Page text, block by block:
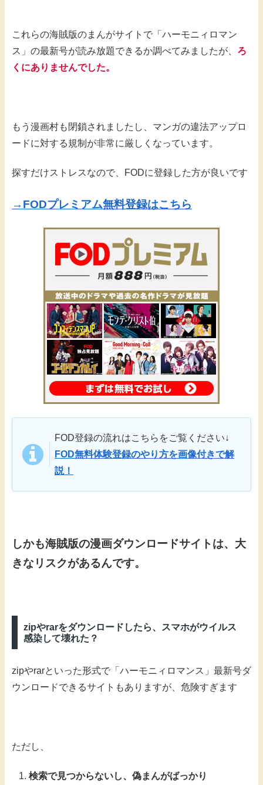
これらの海賊版のまんがサイトで「ハーモニィロマン
ス」の最新号が読み放題できるか調べてみましたが、 ろ
くにありませんでした。
もう漫画村も閉鎖されましたし、マンガの違法アップロ
ードに対する規制が非常に厳しくなっています。
探すだけストレスなので、FODに登録した方が良いです
→FODプレミアム無料登録はこちら
FOD登録の流れはこちらをご覧ください↓
FOD無料体験登録のやり方を画像付きで解
説！
しかも海賊版の漫画ダウンロードサイトは、大
きなリスクがあるんです。
zipやrarをダウンロードしたら、スマホがウイルス
感染して壊れた？
zipやrarといった形式で「ハーモニィロマンス」最新号ダ
ウンロードできるサイトもありますが、危険すぎます
ただし、
検索で見つからないし、偽まんがばっかり